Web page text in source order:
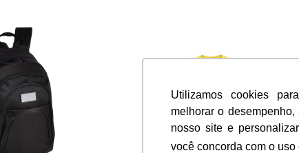
Utilizamos cookies
melhorar o
nosso site e
você concorda com o uso